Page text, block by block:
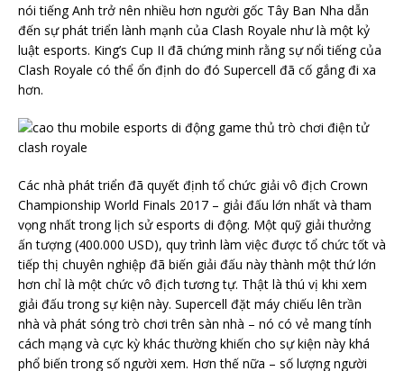
nói tiếng Anh trở nên nhiều hơn người gốc Tây Ban Nha dẫn
đến sự phát triển lành mạnh của Clash Royale như là một kỷ
luật esports. King’s Cup II đã chứng minh rằng sự nổi tiếng của
Clash Royale có thể ổn định do đó Supercell đã cố gắng đi xa
hơn.
Các nhà phát triển đã quyết định tổ chức giải vô địch Crown
Championship World Finals 2017 – giải đấu lớn nhất và tham
vọng nhất trong lịch sử esports di động. Một quỹ giải thưởng
ấn tượng (400.000 USD), quy trình làm việc được tổ chức tốt và
tiếp thị chuyên nghiệp đã biến giải đấu này thành một thứ lớn
hơn chỉ là một chức vô địch tương tự. Thật là thú vị khi xem
giải đấu trong sự kiện này. Supercell đặt máy chiếu lên trần
nhà và phát sóng trò chơi trên sàn nhà – nó có vẻ mang tính
cách mạng và cực kỳ khác thường khiến cho sự kiện này khá
phổ biến trong số người xem. Hơn thế nữa – số lượng người